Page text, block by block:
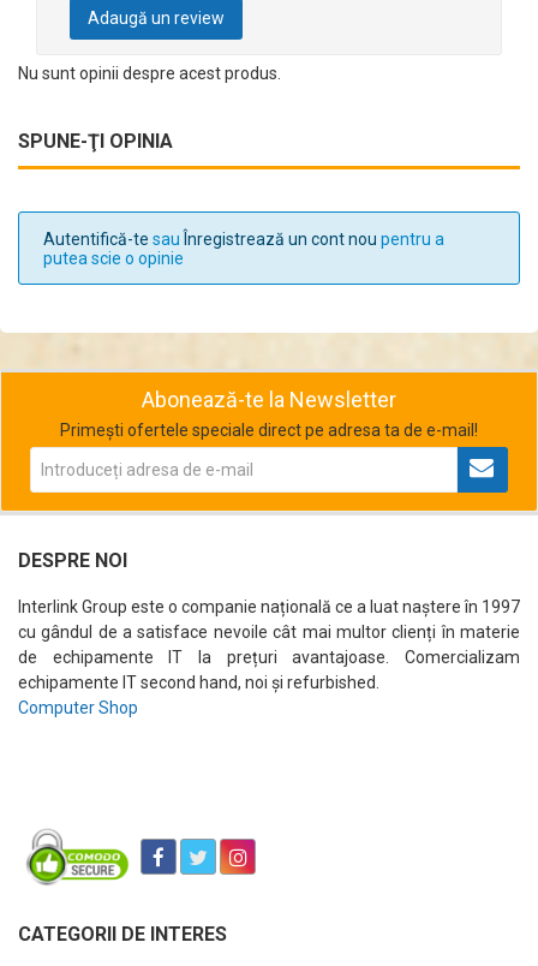
Adaugă un review
Nu sunt opinii despre acest produs.
SPUNE-ŢI OPINIA
Autentifică-te sau Înregistrează un cont nou pentru a
putea scie o opinie
Abonează-te la Newsletter
Primești ofertele speciale direct pe adresa ta de e-mail!
DESPRE NOI
Interlink Group este o companie națională ce a luat naștere în 1997
cu gândul de a satisface nevoile cât mai multor clienți în materie
de echipamente IT la prețuri avantajoase. Comercializam
echipamente IT second hand, noi și refurbished.
Computer Shop
CATEGORII DE INTERES